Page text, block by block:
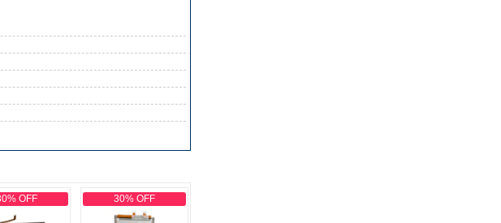
OFF 30% OFF